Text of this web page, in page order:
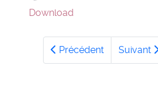
Download
Précédent Suivant